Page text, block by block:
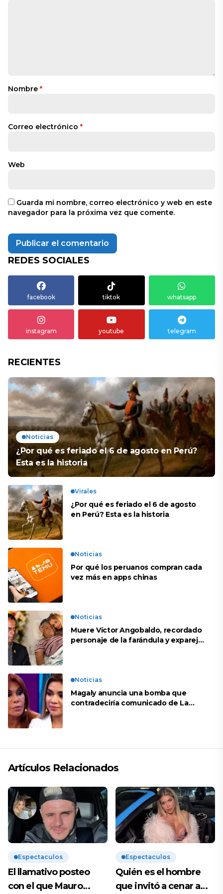
Nombre *
Correo electrónico *
Web
Guarda mi nombre, correo electrónico y web en este
navegador para la próxima vez que comente.
REDES SOCIALES
facebook tiktok whatsapp
instagram youtube telegram
RECIENTES
Noticias
¿Por qué es feriado el 6 de agosto en Perú?
Esta es la historia
Virales
¿Por qué es feriado el 6 de agosto
en Perú? Esta es la historia
Noticias
Por qué los peruanos compran cada
vez más en apps chinas
Noticias
Muere Víctor Angobaldo, recordado
personaje de la farándula y expareja
Noticias
Magaly anuncia una bomba que
contradeciría comunicado de La
Artículos Relacionados
Espectaculos
El llamativo posteo
con el que Mauro
Espectaculos
Quién es el hombre
que invitó a cenar a